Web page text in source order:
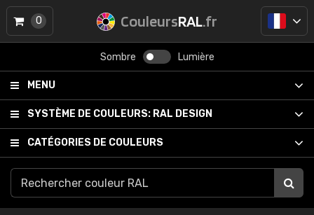
CouleursRAL.fr
Sombre Lumière
MENU
SYSTÈME DE COULEURS: RAL DESIGN
CATÉGORIES DE COULEURS
0